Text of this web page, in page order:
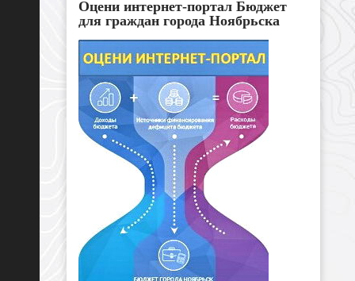
Оцени интернет-портал Бюджет
для граждан города Ноябрьска